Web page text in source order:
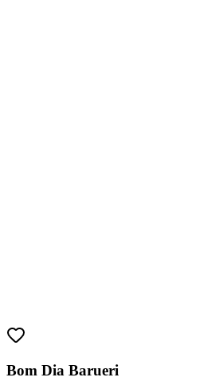
Bom Dia Barueri